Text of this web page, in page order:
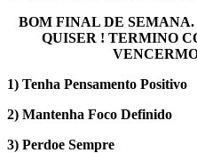
BOM FINAL DE SEMANA.
QUISER ! TERMINO
1) Tenha Pensamento Positivo
2) Mantenha Foco Definido
3) Perdoe Sempre